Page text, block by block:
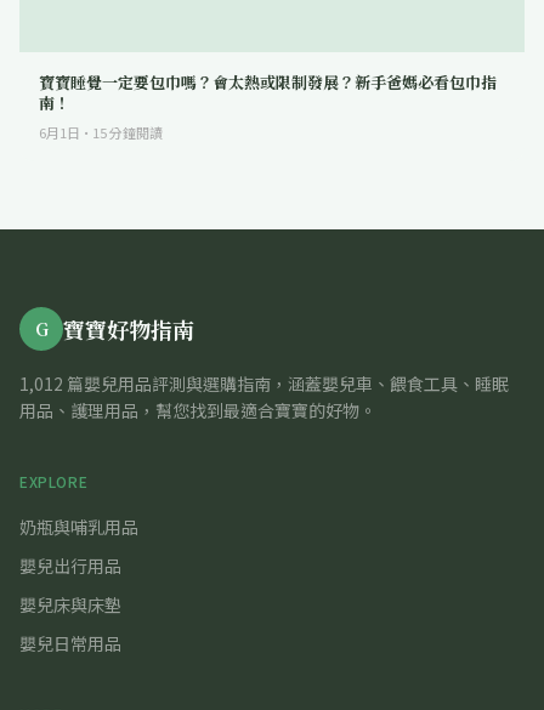
寶寶睡覺一定要包巾嗎？會太熱或限制發展？新手爸媽必看包巾指
南！
6月1日 · 15分鐘閱讀
G 寶寶好物指南
1,012 篇嬰兒用品評測與選購指南，涵蓋嬰兒車、餵食工具、睡眠
用品、護理用品，幫您找到最適合寶寶的好物。
EXPLORE
奶瓶與哺乳用品
嬰兒出行用品
嬰兒床與床墊
嬰兒日常用品